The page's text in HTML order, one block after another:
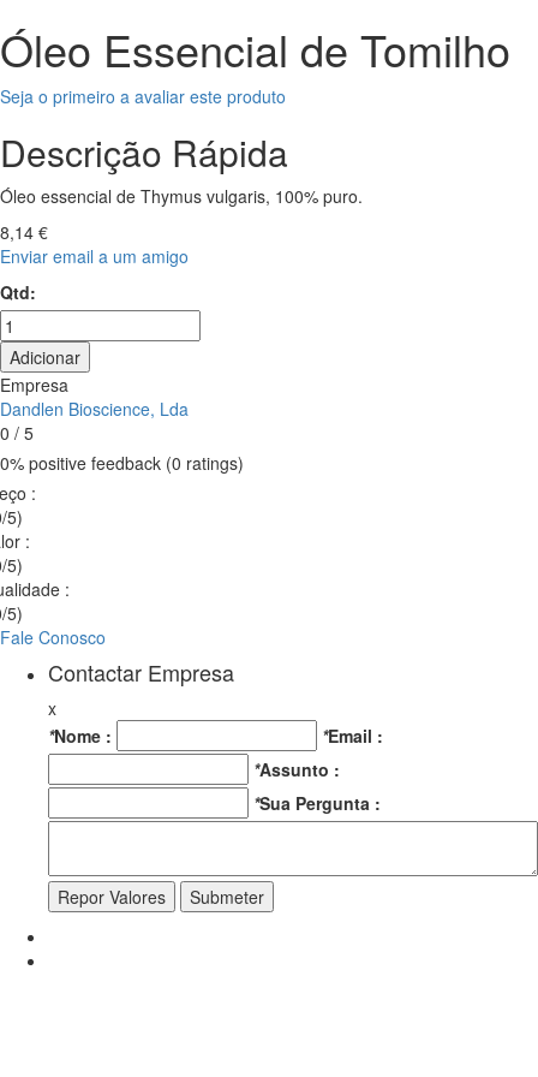
Óleo Essencial de Tomilho
Seja o primeiro a avaliar este produto
Descrição Rápida
Óleo essencial de Thymus vulgaris, 100% puro.
8,14 €
Enviar email a um amigo
Qtd:
Adicionar
Empresa
Dandlen Bioscience, Lda
0 / 5
0% positive feedback (0 ratings)
:
5)
:
5)
:
5)
Fale Conosco
Contactar Empresa
x
*Nome : *Email :
*Assunto :
*Sua Pergunta :